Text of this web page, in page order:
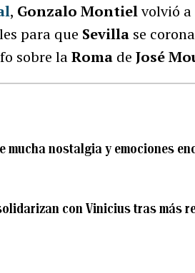
, Gonzalo Montielvolvió a
para que Sevilla se
sobre laRoma deJosé
mucha nostalgia y emociones
con Vinicius tras más